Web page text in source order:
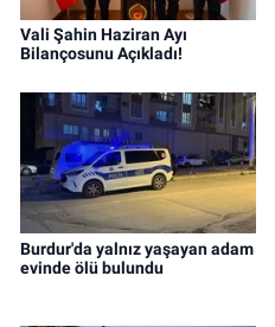
Vali Şahin Haziran Ayı
Bilançosunu Açıkladı!
Burdur'da yalnız yaşayan adam
evinde ölü bulundu